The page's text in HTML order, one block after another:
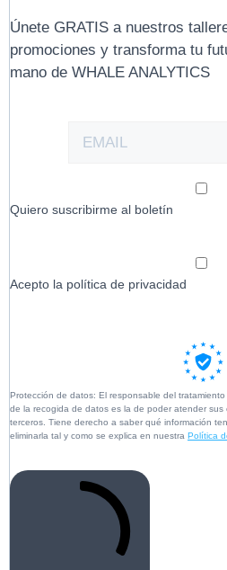
Únete GRATIS a nuestros
promociones y transforma tu
mano de WHALE ANALYTICS
Quiero suscribirme al boletín
Acepto la política de privacidad
Protección de datos: El responsable del
de la recogida de datos es la de poder atender sus
terceros. Tiene derecho a saber qué información
eliminarla tal y como se explica en nuestra Política